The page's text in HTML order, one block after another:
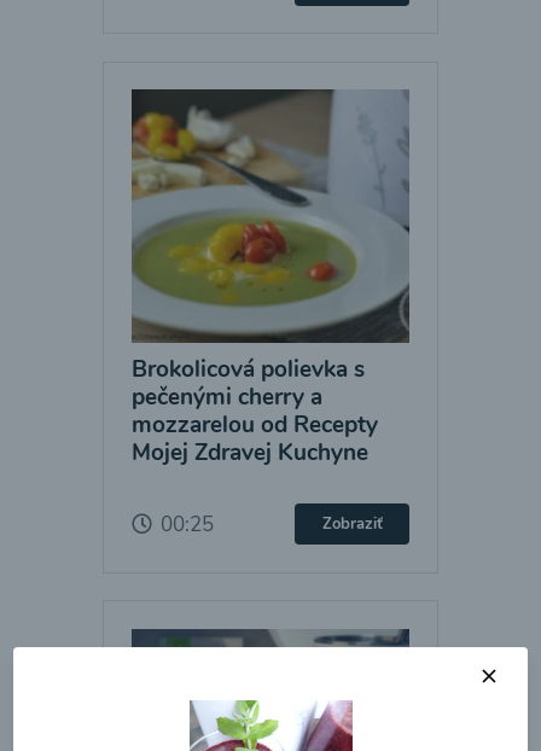
Brokolicová polievka s
pečenými cherry a
mozzarelou od Recepty
Mojej Zdravej Kuchyne
00:25 Zobraziť